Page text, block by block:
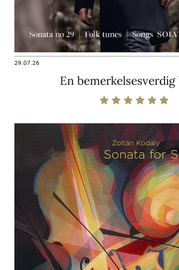
29.07.26
En bemerkelsesverdig